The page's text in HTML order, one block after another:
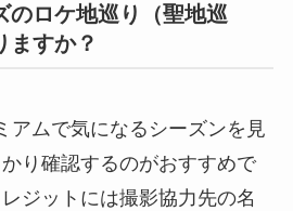
のロケ地巡り（聖地巡
ますか？
アムで気になるシーズンを見
り確認するのがおすすめで
ジットには撮影協力先の名